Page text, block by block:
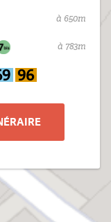
à 650m
à 783m